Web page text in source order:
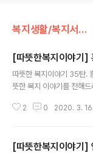
복지생활/복지서비스 수급 후기
[따뜻한복지이야기]
따뜻한 복지이야기 35탄.
뜻한 복지 이야기를 전해드
도움으로 안전한 보금자리
습니다. 흥수씨가 주민센
2 0 2020. 3. 16.
[따뜻한복지이야기]